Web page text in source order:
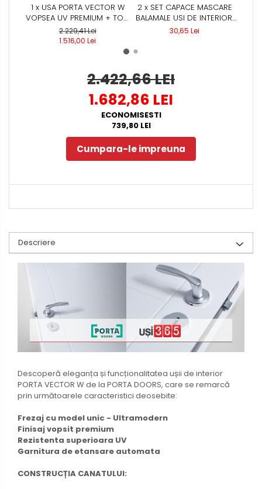
1 x USA PORTA VECTOR W
VOPSEA UV PREMIUM + TOC
PORTA SYSTEM
2.229,41 Lei
1.516,00 Lei
2 x SET CAPACE MASCARE
BALAMALE USI DE INTERIOR,
NEGRU
30,65 Lei
2.422,66 LEI
1.682,86 LEI
ECONOMISESTI
739,80 LEI
Cumpara-le impreuna
Descriere
Descoperă eleganța și funcționalitatea ușii de interior
PORTA VECTOR W de la PORTA DOORS, care se remarcă
prin următoarele caracteristici deosebite:
Frezaj cu model unic - Ultramodern
Finisaj vopsit premium
Rezistenta superioara UV
Garnitura de etansare automata
CONSTRUCȚIA CANATULUI: